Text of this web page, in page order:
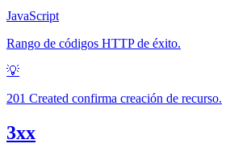
JavaScript
Rango de códigos HTTP de éxito.
💡
201 Created confirma creación de recurso.
3xx